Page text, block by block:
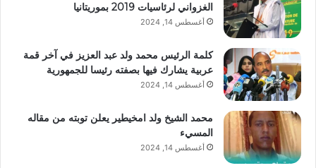
الغزواني لرئاسيات 2019 بموريتانيا
أغسطس 14, 2024
كلمة الرئيس محمد ولد عبد العزيز في آخر قمة
عربية يشارك فيها بصفته رئيسا للجمهورية
أغسطس 14, 2024
محمد الشيخ ولد امخيطير يعلن توبته من مقاله
المسيء
أغسطس 14, 2024